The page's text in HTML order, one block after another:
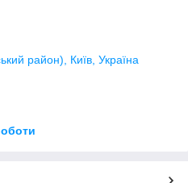
район), Київ, Україна